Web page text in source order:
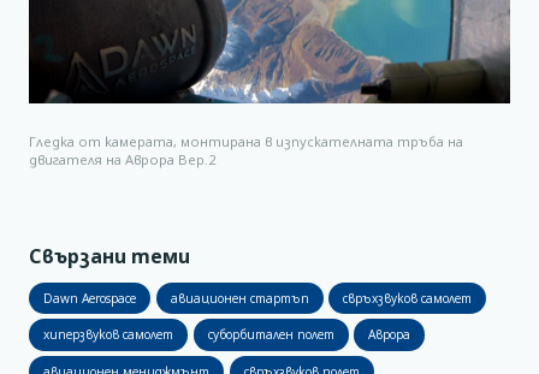
Гледка от камерата, монтирана в изпускателната тръба на
двигателя на Аврора Вер.2
Свързани теми
Dawn Aerospace авиационен стартъп свръхзвуков самолет
хиперзвуков самолет суборбитален полет Аврора